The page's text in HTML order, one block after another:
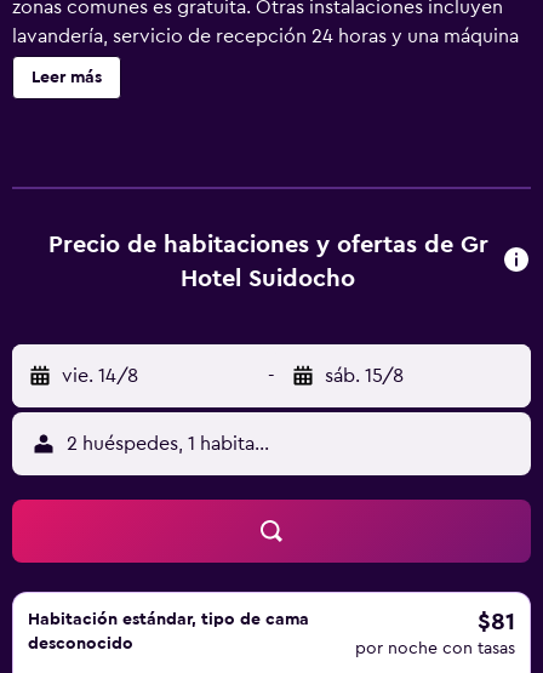
zonas comunes es gratuita. Otras instalaciones incluyen
lavandería, servicio de recepción 24 horas y una máquina
expendedora. GR Hotel Suidocho ofrece 102 alojamientos
con aire acondicionado, zapatillas y secador de pelo. Se
ofrece acceso a Internet wifi gratis. Los servicios para las
personas de negocios incluyen escritorio y teléfono. Se
Leer más
Precio de habitaciones y ofertas de Gr
Hotel Suidocho
vie. 14/8 - sáb. 15/8
2 huéspedes, 1 habitación
Habitación estándar, tipo de cama
desconocido
$81
por noche con tasas